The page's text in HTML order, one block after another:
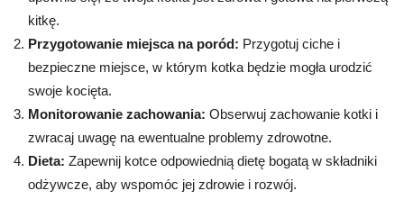
kitkę.
Przygotowanie miejsca na poród: Przygotuj ciche i
bezpieczne miejsce, w którym kotka będzie mogła urodzić
swoje kocięta.
Monitorowanie zachowania: Obserwuj zachowanie kotki i
zwracaj uwagę na ewentualne problemy zdrowotne.
Dieta: Zapewnij kotce odpowiednią dietę bogatą w składniki
odżywcze, aby wspomóc jej zdrowie i rozwój.